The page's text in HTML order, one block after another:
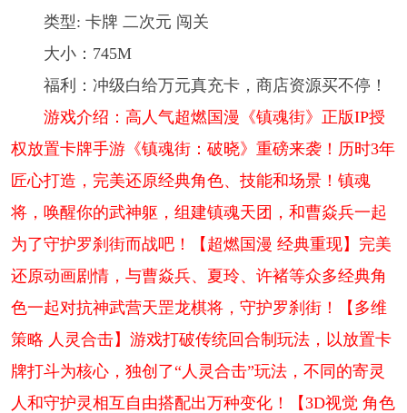
类型: 卡牌 二次元 闯关
大小：745M
福利：冲级白给万元真充卡，商店资源买不停！
游戏介绍：高人气超燃国漫《镇魂街》正版IP授
权放置卡牌手游《镇魂街：破晓》重磅来袭！历时3年
匠心打造，完美还原经典角色、技能和场景！镇魂
将，唤醒你的武神躯，组建镇魂天团，和曹焱兵一起
为了守护罗刹街而战吧！【超燃国漫 经典重现】完美
还原动画剧情，与曹焱兵、夏玲、许褚等众多经典角
色一起对抗神武营天罡龙棋将，守护罗刹街！【多维
策略 人灵合击】游戏打破传统回合制玩法，以放置卡
牌打斗为核心，独创了“人灵合击”玩法，不同的寄灵
人和守护灵相互自由搭配出万种变化！【3D视觉 角色